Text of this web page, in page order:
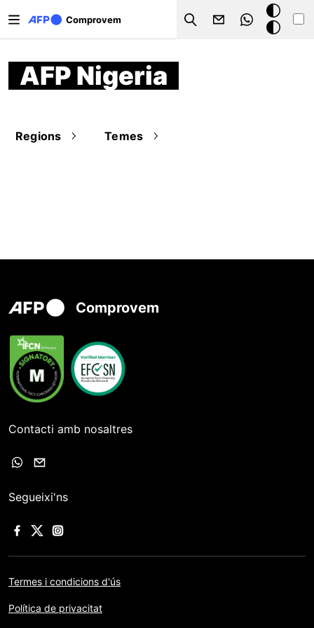
Comprovem
Search
Mode
fosc
AFP Nigeria
Regions Temes
Comprovem
Contacti amb nosaltres
Segueixi'ns
Termes i condicions d'ús
Política de privacitat